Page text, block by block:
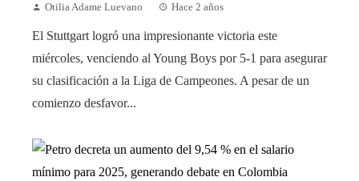
Otilia Adame Luevano Hace 2 años
El Stuttgart logró una impresionante victoria este
miércoles, venciendo al Young Boys por 5-1 para asegurar
su clasificación a la Liga de Campeones. A pesar de un
comienzo desfavor...